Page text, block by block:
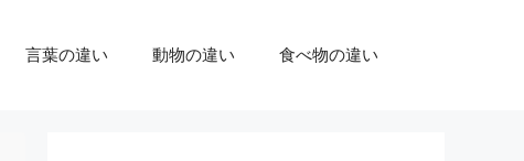
言葉の違い 動物の違い 食べ物の違い